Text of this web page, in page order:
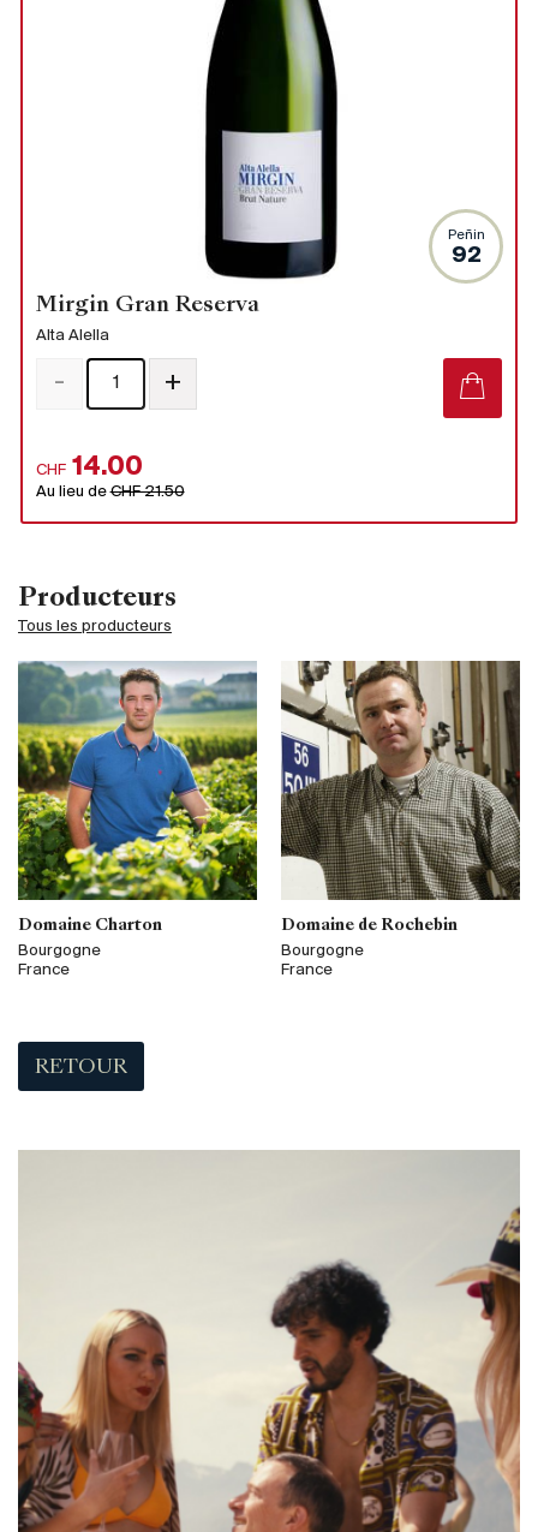
Producteurs
Tous les producteurs
Domaine Charton
Bourgogne
France
Domaine de Rochebin
Bourgogne
France
RETOUR
Peñin
92
Mirgin Gran Reserva
Alta Alella
CHF 14.00
Au lieu deCHF 21.50
- +